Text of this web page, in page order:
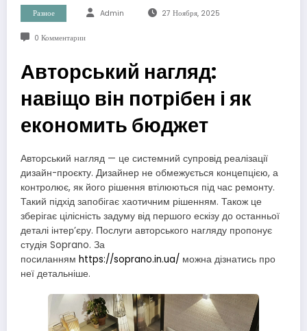
Разное Admin 27 Ноября, 2025
0 Комментарии
Авторський нагляд:
навіщо він потрібен і як
економить бюджет
Авторський нагляд — це системний супровід реалізації
дизайн-проєкту. Дизайнер не обмежується концепцією, а
контролює, як його рішення втілюються під час ремонту.
Такий підхід запобігає хаотичним рішенням. Також це
зберігає цілісність задуму від першого ескізу до останньої
деталі інтер’єру. Послуги авторського нагляду пропонує
студія Soprano. За
посиланням https://soprano.in.ua/ можна дізнатись про
неї детальніше.